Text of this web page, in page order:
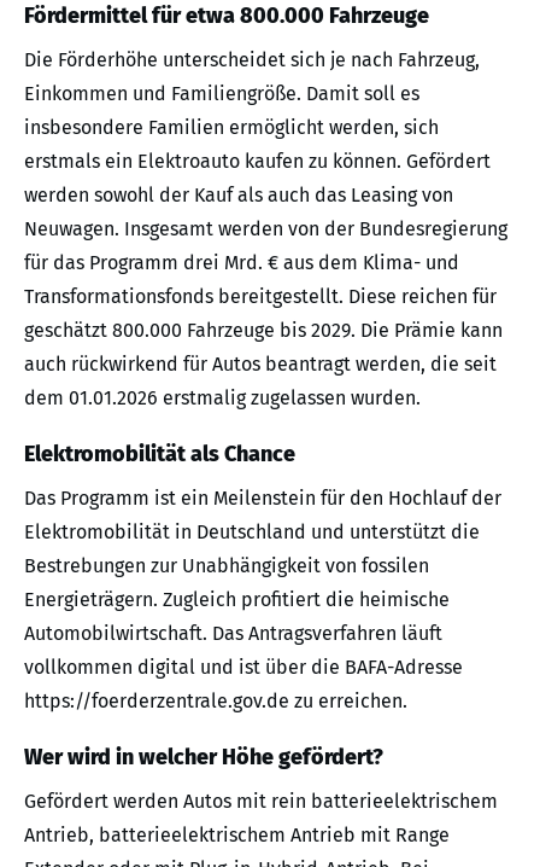
Fördermittel für etwa 800.000 Fahrzeuge
Die Förderhöhe unterscheidet sich je nach Fahrzeug,
Einkommen und Familiengröße. Damit soll es
insbesondere Familien ermöglicht werden, sich
erstmals ein Elektroauto kaufen zu können. Gefördert
werden sowohl der Kauf als auch das Leasing von
Neuwagen. Insgesamt werden von der Bundesregierung
für das Programm drei Mrd. € aus dem Klima- und
Transformationsfonds bereitgestellt. Diese reichen für
geschätzt 800.000 Fahrzeuge bis 2029. Die Prämie kann
auch rückwirkend für Autos beantragt werden, die seit
dem 01.01.2026 erstmalig zugelassen wurden.
Elektromobilität als Chance
Das Programm ist ein Meilenstein für den Hochlauf der
Elektromobilität in Deutschland und unterstützt die
Bestrebungen zur Unabhängigkeit von fossilen
Energieträgern. Zugleich profitiert die heimische
Automobilwirtschaft. Das Antragsverfahren läuft
vollkommen digital und ist über die BAFA-Adresse
https://foerderzentrale.gov.de zu erreichen.
Wer wird in welcher Höhe gefördert?
Gefördert werden Autos mit rein batterieelektrischem
Antrieb, batterieelektrischem Antrieb mit Range